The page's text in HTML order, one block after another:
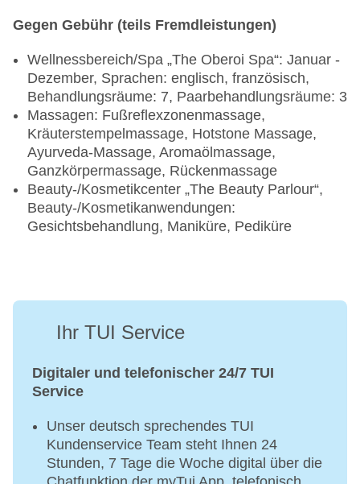
Gegen Gebühr (teils Fremdleistungen)
Wellnessbereich/Spa „The Oberoi Spa“: Januar -
Dezember, Sprachen: englisch, französisch,
Behandlungsräume: 7, Paarbehandlungsräume: 3
Massagen: Fußreflexzonenmassage,
Kräuterstempelmassage, Hotstone Massage,
Ayurveda-Massage, Aromaölmassage,
Ganzkörpermassage, Rückenmassage
Beauty-/Kosmetikcenter „The Beauty Parlour“,
Beauty-/Kosmetikanwendungen:
Gesichtsbehandlung, Maniküre, Pediküre
Ihr TUI Service
Digitaler und telefonischer 24/7 TUI
Service
Unser deutsch sprechendes TUI
Kundenservice Team steht Ihnen 24
Stunden, 7 Tage die Woche digital über die